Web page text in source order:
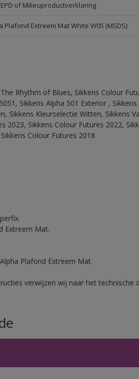
of Milieuproductverklaring
Extreem Mat White W05 (MSDS)
Rhythm of Blues, Sikkens Colour
Sikkens Alpha 501 Exterior ,
Sikkens Kleurselectie Witten, Sikkens
2023, Sikkens Colour Futures 2022,
Colour Futures 2018
Extreem Mat.
Plafond Extreem Mat.
verwijzen wij naar het technische